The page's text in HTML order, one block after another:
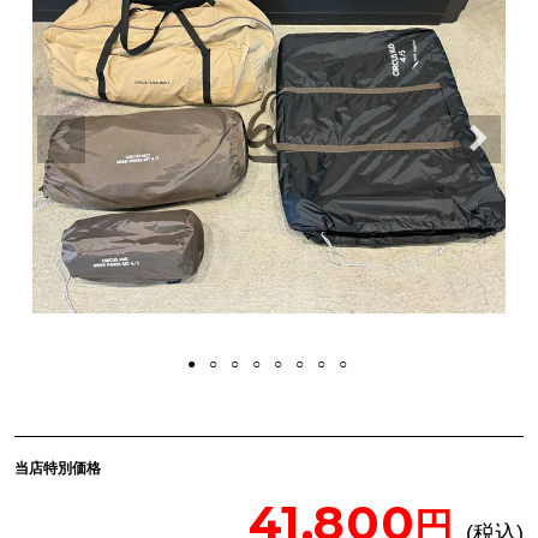
当店特別価格
41,800